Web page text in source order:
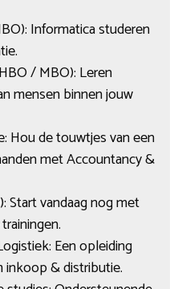
Informatica studeren
/ MBO): Leren
mensen binnen jouw
Hou de touwtjes van een
met Accountancy &
Start vandaag nog met
Een opleiding
inkoop & distributie.